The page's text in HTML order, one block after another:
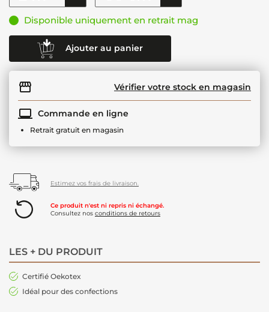
Disponible uniquement en retrait mag
Ajouter au panier
Vérifier votre stock en magasin
Commande en ligne
Retrait gratuit en magasin
Estimez vos frais de livraison.
Ce produit n'est ni repris ni échangé.
Consultez nos conditions de retours
LES + DU PRODUIT
Certifié Oekotex
Idéal pour des confections